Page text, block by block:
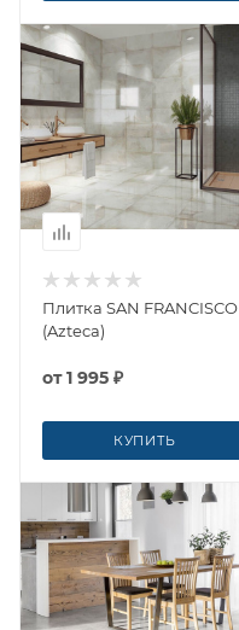
Плитка SAN FRANCISCO
(Azteca)
от1 995 ₽
КУПИТЬ